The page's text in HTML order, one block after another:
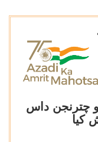
چترنجن داس
کیا